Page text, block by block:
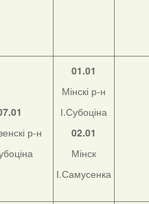
р-н
01.01
Мінскі р-н
І.Субоціна
02.01
Мінск
І.Самусенка